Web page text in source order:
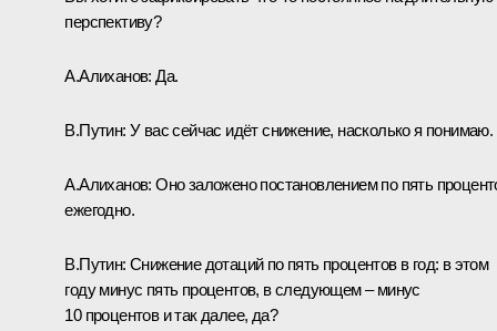
перспективу?
А.Алиханов:Да.
В.Путин: У вас сейчас идёт снижение, насколько я понимаю.
А.Алиханов:Оно заложено постановлением по пять
ежегодно.
В.Путин: Снижение дотаций по пять процентов в год: в этом
году минус пять процентов, в следующем – минус
10 процентов и так далее, да?